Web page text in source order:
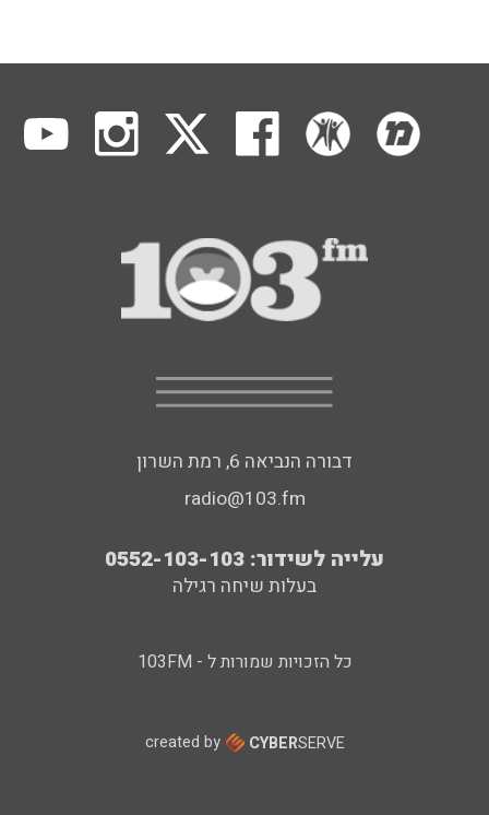
דבורה הנביאה 6, רמת השרון
radio@103.fm
עלייה לשידור: 0552-103-103
בעלות שיחה רגילה
כל הזכויות שמורות ל - 103FM
created by CYBERSERVE